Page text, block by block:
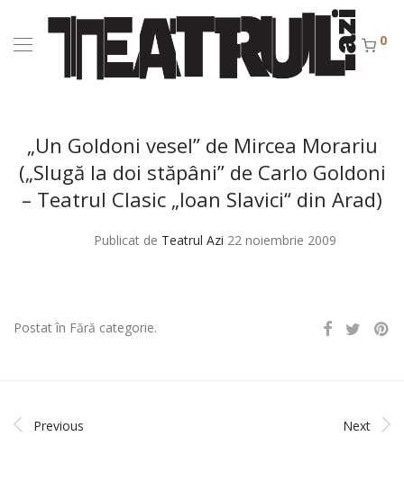
0
„Un Goldoni vesel” de Mircea Morariu
(„Slugă la doi stăpâni” de Carlo Goldoni
– Teatrul Clasic „Ioan Slavici“ din Arad)
Publicat de Teatrul Azi 22 noiembrie 2009
Postat în Fără categorie.
Previous Next